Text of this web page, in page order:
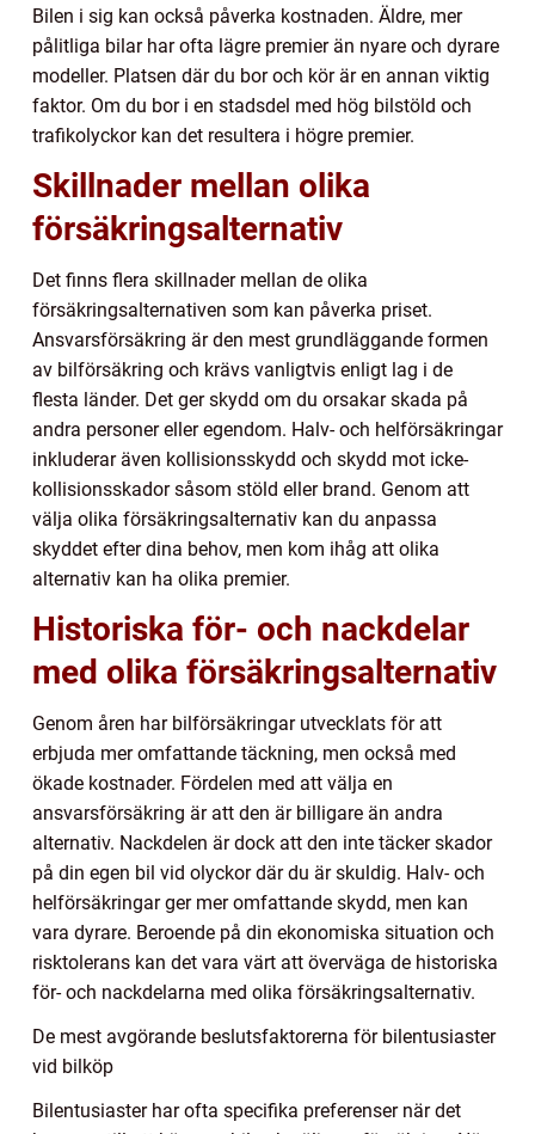
Bilen i sig kan också påverka kostnaden. Äldre, mer
pålitliga bilar har ofta lägre premier än nyare och dyrare
modeller. Platsen där du bor och kör är en annan viktig
faktor. Om du bor i en stadsdel med hög bilstöld och
trafikolyckor kan det resultera i högre premier.
Skillnader mellan olika
försäkringsalternativ
Det finns flera skillnader mellan de olika
försäkringsalternativen som kan påverka priset.
Ansvarsförsäkring är den mest grundläggande formen
av bilförsäkring och krävs vanligtvis enligt lag i de
flesta länder. Det ger skydd om du orsakar skada på
andra personer eller egendom. Halv- och helförsäkringar
inkluderar även kollisionsskydd och skydd mot icke-
kollisionsskador såsom stöld eller brand. Genom att
välja olika försäkringsalternativ kan du anpassa
skyddet efter dina behov, men kom ihåg att olika
alternativ kan ha olika premier.
Historiska för- och nackdelar
med olika försäkringsalternativ
Genom åren har bilförsäkringar utvecklats för att
erbjuda mer omfattande täckning, men också med
ökade kostnader. Fördelen med att välja en
ansvarsförsäkring är att den är billigare än andra
alternativ. Nackdelen är dock att den inte täcker skador
på din egen bil vid olyckor där du är skuldig. Halv- och
helförsäkringar ger mer omfattande skydd, men kan
vara dyrare. Beroende på din ekonomiska situation och
risktolerans kan det vara värt att överväga de historiska
för- och nackdelarna med olika försäkringsalternativ.
De mest avgörande beslutsfaktorerna för bilentusiaster
vid bilköp
Bilentusiaster har ofta specifika preferenser när det